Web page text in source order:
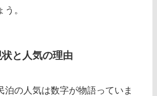
。
と人気の理由
泊の人気は数字が物語っていま